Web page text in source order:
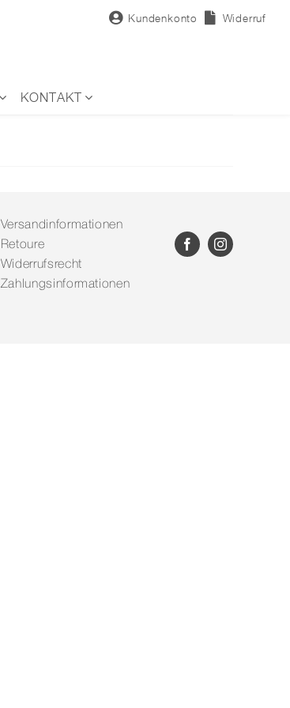
Kundenkonto Widerruf
KONTAKT
Versandinformationen
Retoure
Widerrufsrecht
Zahlungsinformationen